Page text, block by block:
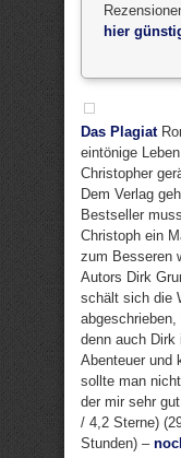
hier
Das Plagiat
eintönige
Christopher
Dem Verlag
Bestseller
Christoph ein
zum Besseren
Autors Dirk
schält sich die
denn auch
Abenteuer und
sollte man
der mir sehr
/ 4,2 Sterne)
Stunden) –